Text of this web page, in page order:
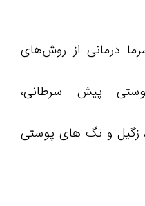
درمانی از روش‌های
پیش سرطانی،
زگیل و تگ‌ های پوستی